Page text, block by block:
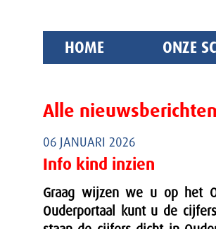
HOME ONZE
Alle nieuwsberichten
06 JANUARI 2026
Info kind inzien
Graag wijzen we u op het
Ouderportaal kunt u de